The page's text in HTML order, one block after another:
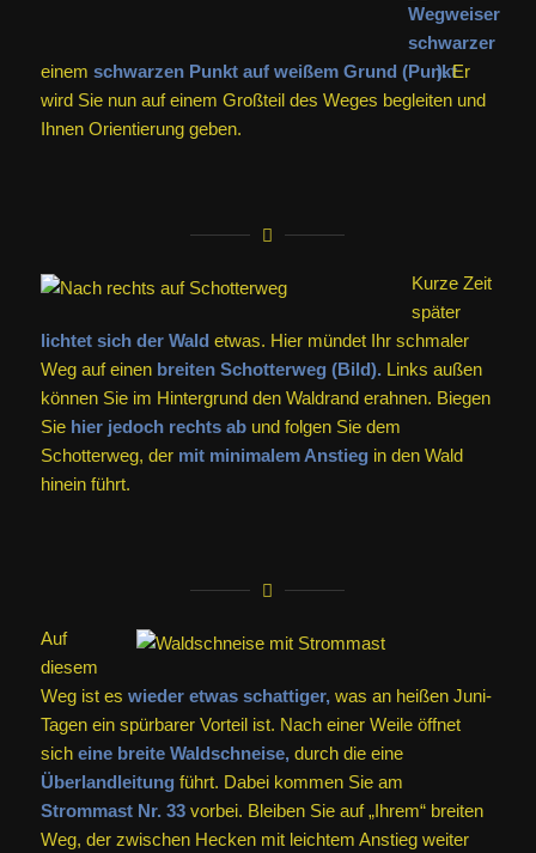
einem schwarzen Punkt auf weißem Grund ( ).Er
wird Sie nun auf einem Großteil des Weges begleiten und
Ihnen Orientierung geben.
Kurze Zeit
später
lichtet sich der Wald etwas. Hier mündet Ihr schmaler
Weg auf einen breiten Schotterweg (Bild). Links außen
können Sie im Hintergrund den Waldrand erahnen. Biegen
Sie hier jedoch rechts abund folgen Sie dem
Schotterweg, der mit minimalem Anstieg in den Wald
hinein führt.
Auf
diesem
Weg ist es wieder etwas schattiger,was an heißen Juni-
Tagen ein spürbarer Vorteil ist. Nach einer Weile öffnet
sich eine breite Waldschneise,durch die eine
Überlandleitung führt. Dabei kommen Sie am
Strommast Nr. 33vorbei. Bleiben Sie auf „Ihrem“ breiten
Weg, der zwischen Hecken mit leichtem Anstieg weiter